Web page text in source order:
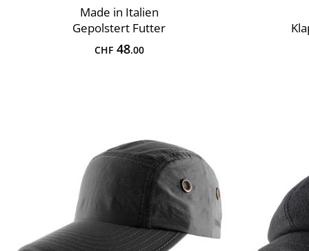
Made in Italien
Gepolstert Futter
CHF48.00